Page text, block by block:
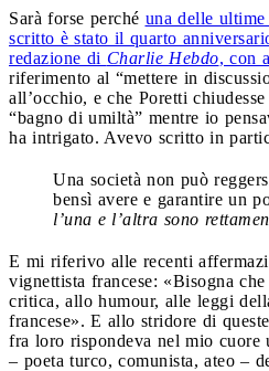
Sarà forse perché una delle
scritto è stato il quarto
redazione di Charlie Hebdo, con
riferimento al “mettere in
all’occhio, e che Poretti
“bagno di umiltà” mentre io
ha intrigato. Avevo scritto in
Una società non può
bensì avere e garantire un
l’una e l’altra sono
E mi riferivo alle recenti
vignettista francese: «Bisogna
critica, allo humour, alle leggi
francese». E allo stridore di
fra loro rispondeva nel mio
– poeta turco, comunista, ateo –